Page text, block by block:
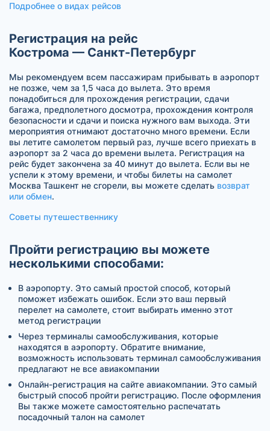
Подробнее о видах рейсов
Регистрация на рейс
Кострома — Санкт-Петербург
Мы рекомендуем всем пассажирам прибывать в аэропорт
не позже, чем за 1,5 часа до вылета. Это время
понадобиться для прохождения регистрации, сдачи
багажа, предполетного досмотра, прохождения контроля
безопасности и сдачи и поиска нужного вам выхода. Эти
мероприятия отнимают достаточно много времени. Если
вы летите самолетом первый раз, лучше всего приехать в
аэропорт за 2 часа до времени вылета. Регистрация на
рейс будет закончена за 40 минут до вылета. Если вы не
успели к этому времени, и чтобы билеты на самолет
Москва Ташкент не сгорели, вы можете сделать возврат
или обмен.
Советы путешественнику
Пройти регистрацию вы можете
несколькими способами:
В аэропорту. Это самый простой способ, который
поможет избежать ошибок. Если это ваш первый
перелет на самолете, стоит выбирать именно этот
метод регистрации
Через терминалы самообслуживания, которые
находятся в аэропорту. Обратите внимание,
возможность использовать терминал самообслуживания
предлагают не все авиакомпании
Онлайн-регистрация на сайте авиакомпании. Это самый
быстрый способ пройти регистрацию. После оформления
Вы также можете самостоятельно распечатать
посадочный талон на самолет